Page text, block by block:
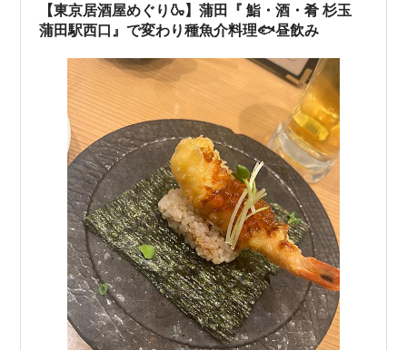
【東京居酒屋めぐり🍶】蒲田『 鮨・酒・肴 杉玉
蒲田駅西口』で変わり種魚介料理🐟昼飲み